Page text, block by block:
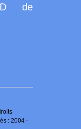
D de
: 2004 -